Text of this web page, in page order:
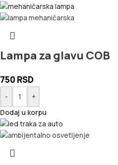
Lampa za glavu COB
750 RSD
-
+
Dodaj u korpu